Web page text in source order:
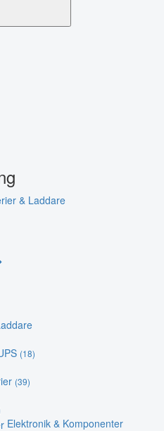
& Laddare
(18)
(39)
Elektronik & Komponenter